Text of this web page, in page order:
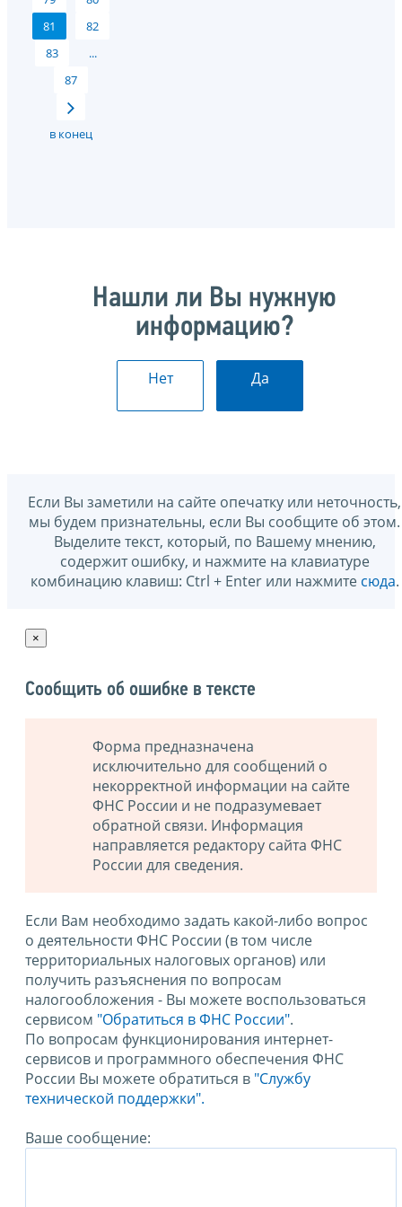
81
82
83
...
87
в конец
Нашли ли Вы нужную
информацию?
Нет Да
Если Вы заметили на сайте опечатку или неточность,
мы будем признательны, если Вы сообщите об этом.
Выделите текст, который, по Вашему мнению,
содержит ошибку, и нажмите на клавиатуре
комбинацию клавиш: Ctrl + Enter или нажмите сюда.
×
Сообщить об ошибке в тексте
Форма предназначена
исключительно для сообщений о
некорректной информации на сайте
ФНС России и не подразумевает
обратной связи. Информация
направляется редактору сайта ФНС
России для сведения.
Если Вам необходимо задать какой-либо вопрос
о деятельности ФНС России (в том числе
территориальных налоговых органов) или
получить разъяснения по вопросам
налогообложения - Вы можете воспользоваться
сервисом "Обратиться в ФНС России".
По вопросам функционирования интернет-
сервисов и программного обеспечения ФНС
России Вы можете обратиться в "Службу
технической поддержки".
Ваше сообщение: